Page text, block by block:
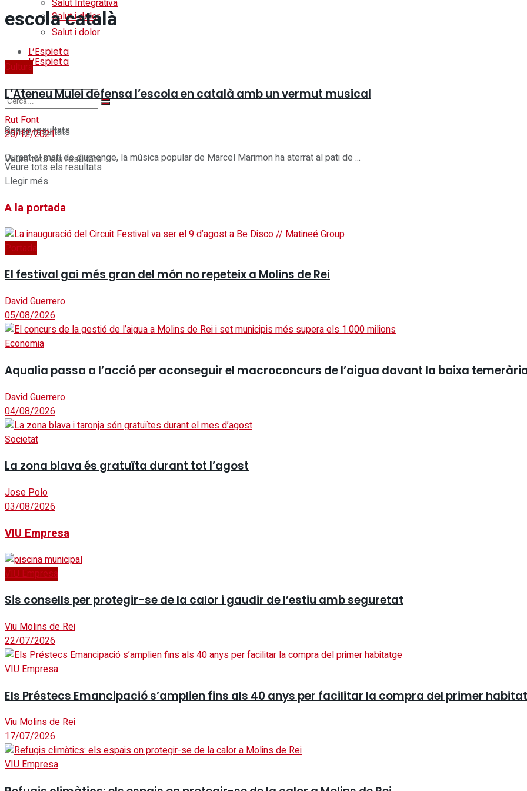
Salut i dolor
L’Espieta
Sense resultats
Veure tots els resultats
Salut Integrativa
Salut i dolor
L’Espieta
Sense resultats
Veure tots els resultats
escola català
Cultura
L’Ateneu Mulei defensa l’escola en català amb un vermut musical
Rut Font
20/12/2021
Durant el matí de diumenge, la música popular de Marcel Marimon ha aterrat al pati de ...
Llegir més
A la portada
Portada
El festival gai més gran del món no repeteix a Molins de Rei
David Guerrero
05/08/2026
Economia
Aqualia passa a l’acció per aconseguir el macroconcurs de l’aigua davant la baixa
David Guerrero
04/08/2026
Societat
La zona blava és gratuïta durant tot l’agost
Jose Polo
03/08/2026
VIU Empresa
VIU Empresa
Sis consells per protegir-se de la calor i gaudir de l’estiu amb seguretat
Viu Molins de Rei
22/07/2026
VIU Empresa
Els Préstecs Emancipació s’amplien fins als 40 anys per facilitar la compra del primer
Viu Molins de Rei
17/07/2026
VIU Empresa